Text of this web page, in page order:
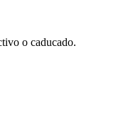
o caducado.